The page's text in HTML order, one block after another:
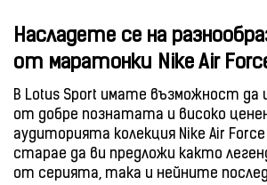
Насладете се на
от маратонки Nike Air
В Lotus Sport имате възможност да
от добре познатата и високо
аудиторията колекция Nike Air
старае да ви предложи както
от серията, така и нейните